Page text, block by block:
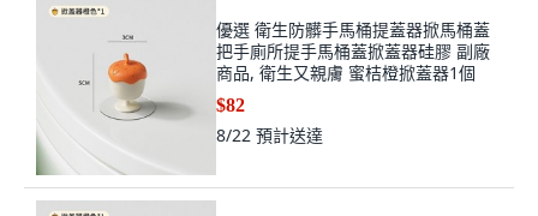
優選 衛生防髒手馬桶提蓋器掀馬桶蓋
把手廁所提手馬桶蓋掀蓋器硅膠 副廠
商品, 衛生又親膚 蜜桔橙掀蓋器1個
$82
8/22 預計送達